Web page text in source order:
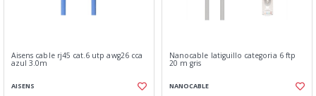
Aisens cable rj45 cat.6 utp awg26 cca
azul 3.0m
AISENS
Nanocable latiguillo categoria 6 ftp
20 m gris
NANOCABLE